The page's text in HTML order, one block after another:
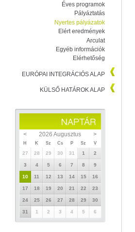
Éves programok
Pályáztatás
Nyertes pályázatok
Elért eredmények
Arculat
Egyéb információk
Elérhetőség
EURÓPAI INTEGRÁCIÓS ALAP
KÜLSŐ HATÁROK ALAP
< 2026 Augusztus >
H K Sz Cs P Sz V
27 28 29 30 31 1 2
3 4 5 6 7 8 9
10 11 12 13 14 15 16
17 18 19 20 21 22 23
24 25 26 27 28 29 30
31 1 2 3 4 5 6